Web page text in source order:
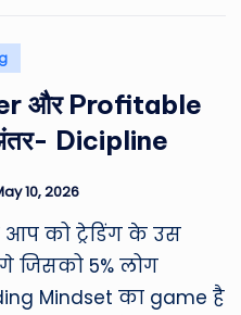
और Profitable
Dicipline
10, 2026
को ट्रेडिंग के उस
जिसको 5% लोग
Mindset का game है